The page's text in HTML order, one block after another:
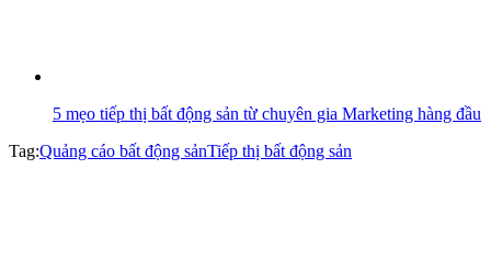
5 mẹo tiếp thị bất động sản từ chuyên gia Marketing hàng đầu
Tag:Quảng cáo bất động sảnTiếp thị bất động sản